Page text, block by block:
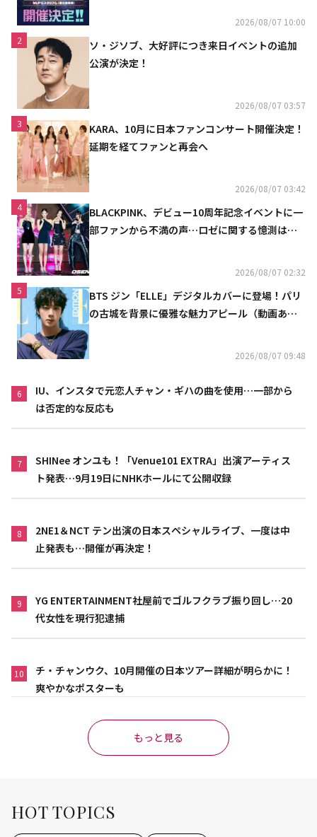
2026/08/07 10:00
2
ソ・ジソブ、大好評につき来日イベントの追加
公演が決定！
2026/08/07 03:57
3
KARA、10月に日本ファンコンサート開催決定！
延期を経てファンと再会へ
2026/08/07 03:42
4
BLACKPINK、デビュー10周年記念イベントに一
部ファンから不満の声…ロゼに関する憶測は否
2026/08/07 02:32
5
BTS ジン「ELLE」デジタルカバーに登場！パリ
の古城を背景に優雅な魅力アピール（動画あ
2026/08/07 09:48
6
IU、インスタで元恋人チャン・ギハの曲を使用…一部から
は否定的な反応も
7
SHINee オンユも！「Venue101 EXTRA」出演アーティス
ト発表…9月19日にNHKホールにて公開収録
8
2NE1＆NCT テン出演の日本スペシャルライブ、一度は中
止発表も…開催が再決定！
9
YG ENTERTAINMENT社屋前でゴルフクラブ振り回し…20
代女性を現行犯逮捕
10
チ・チャンウク、10月開催の日本ツアー詳細が明らかに！
爽やかなポスターも
もっと見る
HOT TOPICS